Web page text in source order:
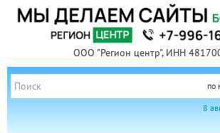
ООО "Регион центр", ИНН
по
8